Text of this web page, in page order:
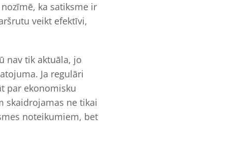
ka satiksme ir
veikt efektīvi,
nav tik aktuāla, jo
Ja regulāri
par ekonomisku
skaidrojamas ne tikai
noteikumiem, bet